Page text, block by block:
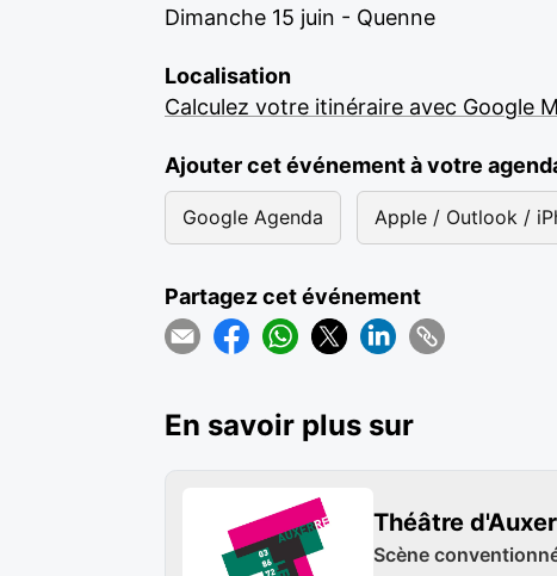
Dimanche 15 juin - Quenne
Localisation
Calculez votre itinéraire avec Google
Ajouter cet événement à votre
Google Agenda Apple / Outlook /
Partagez cet événement
En savoir plus sur
Théâtre
Scène